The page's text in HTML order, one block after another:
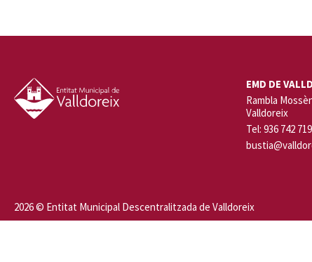
EMD DE
Rambla
Valldoreix
Tel: 936 742